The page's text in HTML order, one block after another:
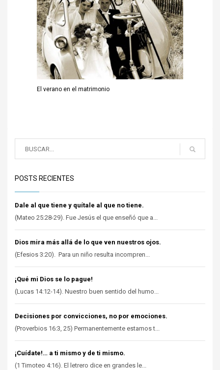
El verano en el matrimonio
POSTS RECIENTES
Dale al que tiene y quítale al que no tiene.
(Mateo 25:28-29). Fue Jesús el que enseñó que a...
Dios mira más allá de lo que ven nuestros ojos.
(Efesios 3:20). Para un niño resulta incompren...
¡Qué mi Dios se lo pague!
(Lucas 14:12-14). Nuestro buen sentido del humo...
Decisiones por convicciones, no por emociones.
(Proverbios 16:3, 25) Permanentemente estamos t...
¡Cuídate!… a ti mismo y de ti mismo.
(1 Timoteo 4:16). El letrero dice en grandes le...